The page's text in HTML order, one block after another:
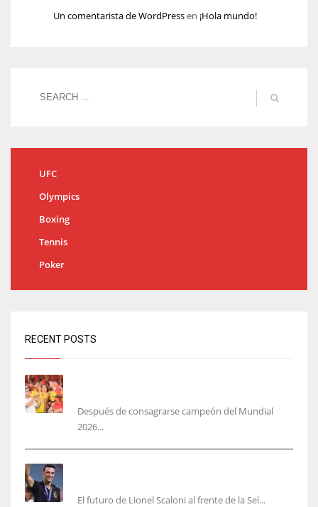
Un comentarista de WordPressen ¡Hola mundo!
UFC
Olympics
Boxing
Tennis
Poker
RECENT POSTS
Después de consagrarse campeón del Mundial
2026...
El futuro de Lionel Scaloni al frente de la Sel...